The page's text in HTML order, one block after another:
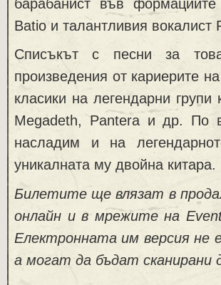
барабанист във
Batio и талантливия
Списъкът с песни за
произведения от кариерите
класики на легендарни
Megadeth, Pantera и др. По
насладим и на
уникалната му двойна китара.
Билетите ще влязат в
онлайн ив мрежите на
Електронната им версия не
а могат да бъдат